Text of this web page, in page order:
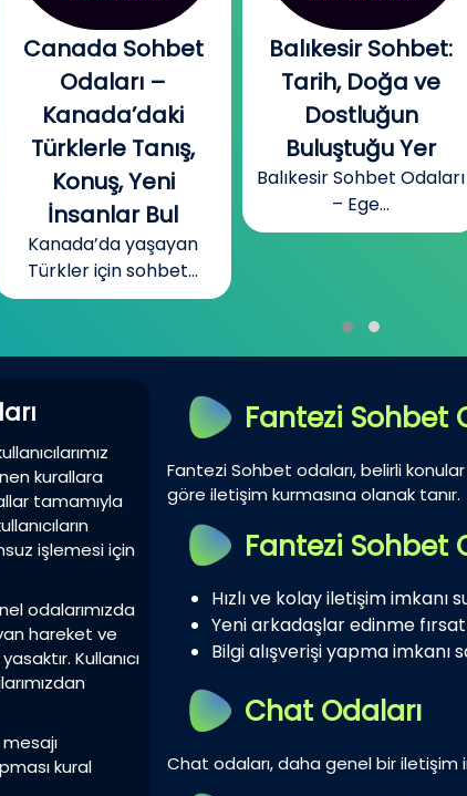
Canada Sohbet
Odaları –
Kanada’daki
Türklerle Tanış,
Konuş, Yeni
İnsanlar Bul
Kanada’da yaşayan
Türkler için sohbet...
Balıkesir Sohbet:
Tarih, Doğa ve
Dostluğun
Buluştuğu Yer
Balıkesir Sohbet Odaları
– Ege...
kurallara
tamamıyla
işlemesi için
odalarımızda
hareket ve
Kullanıcı
mesajı
kural
Fantezi Sohbet
Fantezi Sohbet odaları, belirli
göre iletişim kurmasına olanak tanır.
Fantezi Sohbet
Hızlı ve kolay iletişim imkanı
Yeni arkadaşlar edinme
Bilgi alışverişi yapma imkanı
Chat Odaları
Chat odaları, daha genel bir iletişim